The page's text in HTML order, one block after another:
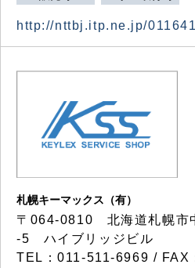
http://nttbj.itp.ne.jp/
札幌キーマックス（有）
〒064-0810 北海道札幌市
-5 ハイブリッジビル
TEL：011-511-6969 / FAX